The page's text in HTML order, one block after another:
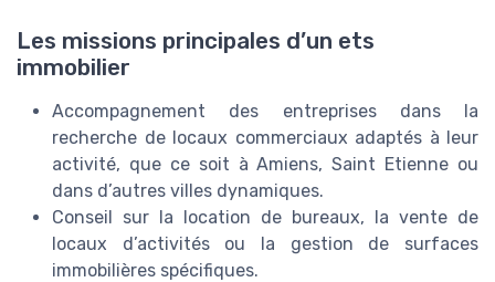
Les missions principales d’un ets
immobilier
Accompagnement des entreprises dans la
recherche de locaux commerciaux adaptés à leur
activité, que ce soit à Amiens, Saint Etienne ou
dans d’autres villes dynamiques.
Conseil sur la location de bureaux, la vente de
locaux d’activités ou la gestion de surfaces
immobilières spécifiques.